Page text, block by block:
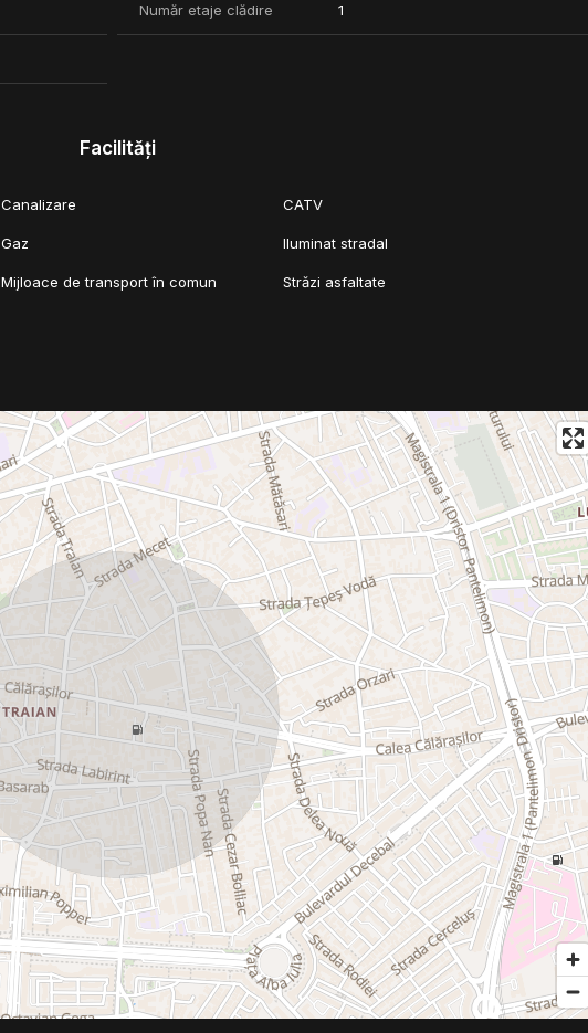
Număr etaje clădire 1
Facilități
Canalizare CATV
Gaz Iluminat stradal
Mijloace de transport în comun Străzi asfaltate